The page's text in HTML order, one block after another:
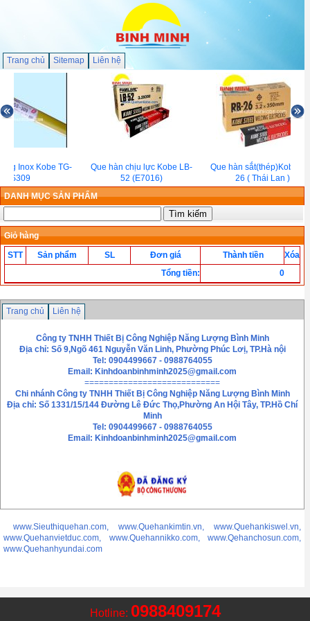
Trang chủ Sitemap Liên hệ
Tig Inox Kobe TG-
S309
Que hàn chịu lực Kobe LB-
52 (E7016)
Que hàn sắt(thép)Kobe
26 ( Thái Lan )
DANH MỤC SẢN PHẨM
Giỏ hàng
STT
Sản phẩm SL Đơn giá Thành tiền
Xóa
Tổng tiền: 0
0988409174
Trang chủ Liên hệ
Công ty TNHH Thiết Bị Công Nghiệp Năng Lượng Bình Minh
Địa chỉ: Số 9,Ngõ 461 Nguyễn Văn Linh, Phường Phúc Lơị, TP.Hà nội
Tel: 0904499667 - 0988764055
Email: Kinhdoanbinhminh2025@gmail.com
============================
Chi nhánh Công ty TNHH Thiết Bị Công Nghiệp Năng Lượng Bình Minh
Địa chỉ: Số 1331/15/144 Đường Lê Đức Thọ,Phường An Hội Tây, TP.Hồ Chí
Minh
Tel: 0904499667 - 0988764055
Email: Kinhdoanbinhminh2025@gmail.com
www.Sieuthiquehan.com, www.Quehankimtin.vn, www.Quehankiswel.vn,
www.Quehanvietduc.com, www.Quehannikko.com, www.Qehanchosun.com,
www.Quehanhyundai.com